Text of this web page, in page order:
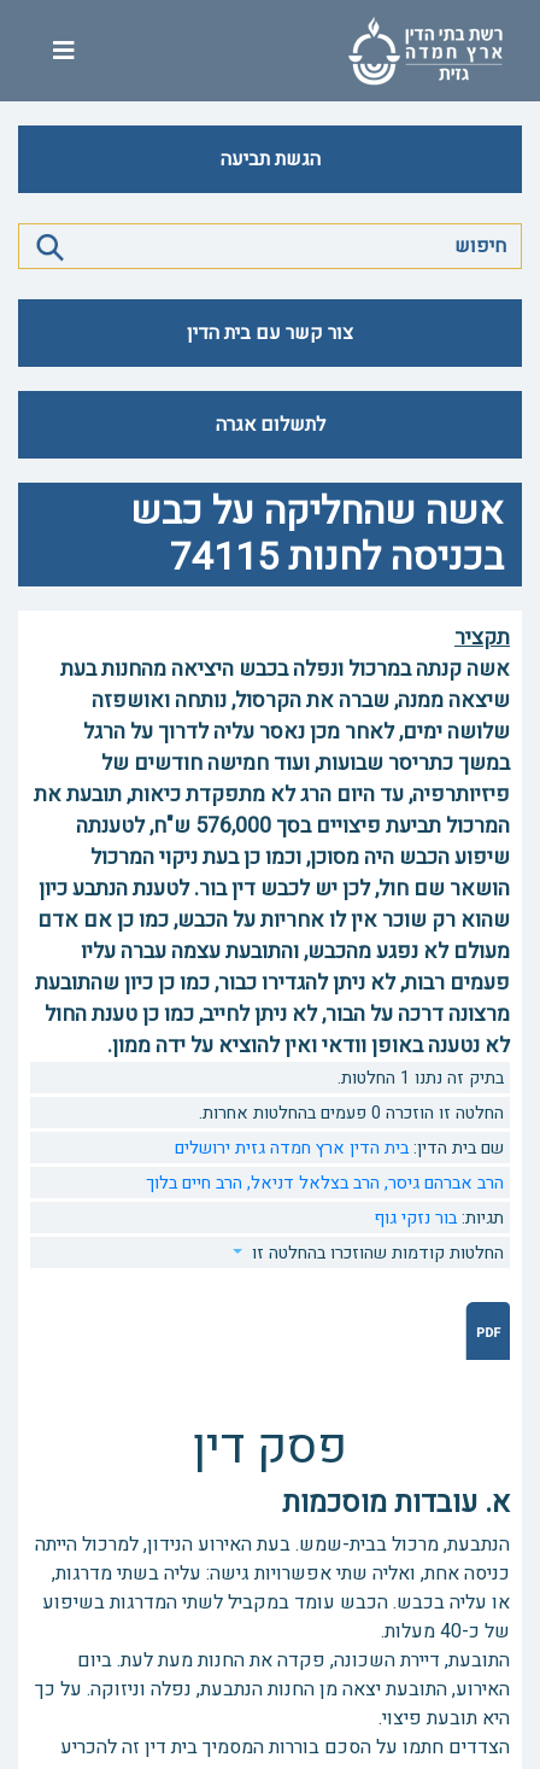
הגשת תביעה
צור קשר עם בית הדין
לתשלום אגרה
אשה שהחליקה על כבש
בכניסה לחנות 74115
תקציר
אשה קנתה במרכול ונפלה בכבש היציאה מהחנות בעת
שיצאה ממנה, שברה את הקרסול, נותחה ואושפזה
שלושה ימים, לאחר מכן נאסר עליה לדרוך על הרגל
במשך כתריסר שבועות, ועוד חמישה חודשים של
פיזיותרפיה, עד היום הרג לא מתפקדת כיאות, תובעת את
המרכול תביעת פיצויים בסך 576,000 ש"ח, לטענתה
שיפוע הכבש היה מסוכן, וכמו כן בעת ניקוי המרכול
הושאר שם חול, לכן יש לכבש דין בור. לטענת הנתבע כיון
שהוא רק שוכר אין לו אחריות על הכבש, כמו כן אם אדם
מעולם לא נפגע מהכבש, והתובעת עצמה עברה עליו
פעמים רבות, לא ניתן להגדירו כבור, כמו כן כיון שהתובעת
מרצונה דרכה על הבור, לא ניתן לחייב, כמו כן טענת החול
לא נטענה באופן וודאי ואין להוציא על ידה ממון.
בתיק זה נתנו 1 החלטות.
החלטה זו הוזכרה 0 פעמים בהחלטות אחרות.
שם בית הדין:בית הדין ארץ חמדה גזית ירושלים
הרב אברהם גיסר, הרב בצלאל דניאל, הרב חיים בלוך
תגיות:בור נזקי גוף
החלטות קודמות שהוזכרו בהחלטה זו
פסק דין
א. עובדות מוסכמות
הנתבעת, מרכול בבית-שמש. בעת האירוע הנידון, למרכול הייתה
כניסה אחת, ואליה שתי אפשרויות גישה: עליה בשתי מדרגות,
או עליה בכבש. הכבש עומד במקביל לשתי המדרגות בשיפוע
של כ-40 מעלות.
התובעת, דיירת השכונה, פקדה את החנות מעת לעת. ביום
האירוע, התובעת יצאה מן החנות הנתבעת, נפלה וניזוקה. על כך
היא תובעת פיצוי.
הצדדים חתמו על הסכם בוררות המסמיך בית דין זה להכריע